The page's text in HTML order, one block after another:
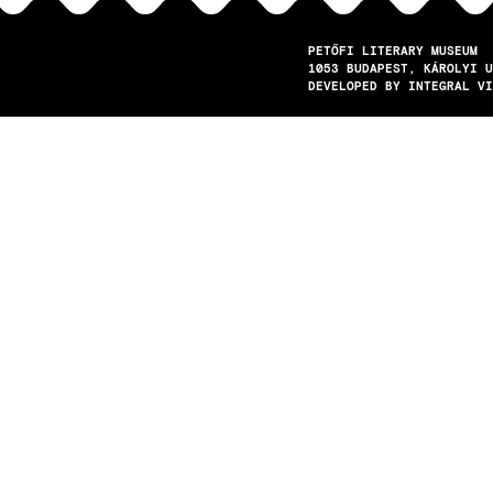
PETŐFI LITERARY MUSEUM
1053
BUDAPEST
KÁROLYI
DEVELOPED BY INTEGRAL